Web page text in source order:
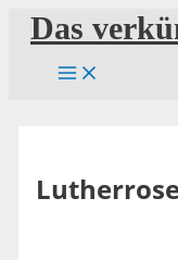
Zum
Inhalt
springen
Das